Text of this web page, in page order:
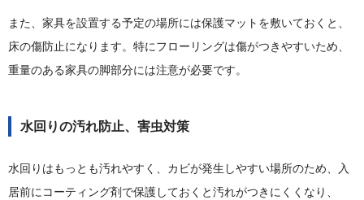
また、家具を設置する予定の場所には保護マットを敷いておくと、
床の傷防止になります。特にフローリングは傷がつきやすいため、
重量のある家具の脚部分には注意が必要です。
水回りの汚れ防止、害虫対策
水回りはもっとも汚れやすく、カビが発生しやすい場所のため、入
居前にコーティング剤で保護しておくと汚れがつきにくくなり、